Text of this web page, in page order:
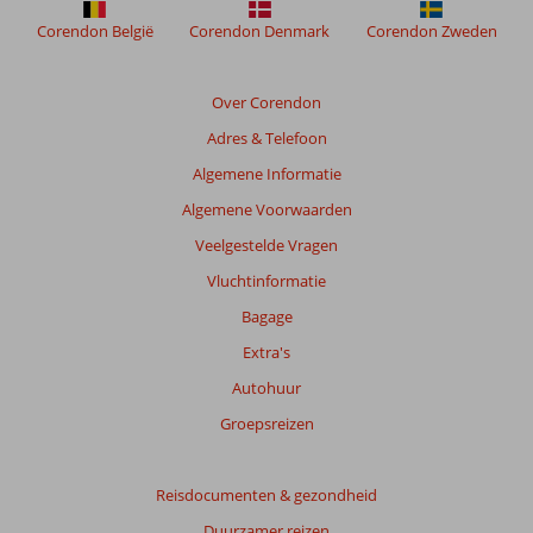
Over Corendon
Adres & Telefoon
Algemene Informatie
Algemene Voorwaarden
Veelgestelde Vragen
Vluchtinformatie
Bagage
Extra's
Autohuur
Groepsreizen
Reisdocumenten & gezondheid
Corendon België Corendon Denmark Corendon Zweden